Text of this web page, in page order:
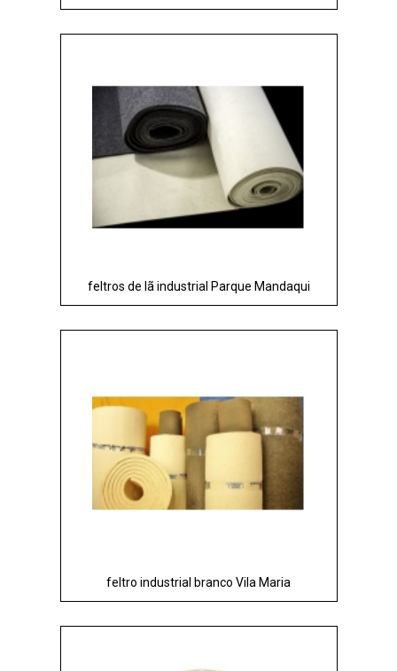
feltros de lã industrial Parque Mandaqui
feltro industrial branco Vila Maria